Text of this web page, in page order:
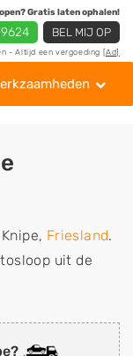
Gratis laten ophalen!
BEL MIJ OP
- Altijd een vergoeding [Ad]
Friesland.
uit de
van
en